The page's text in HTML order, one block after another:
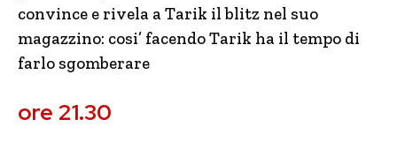
convince e rivela a Tarik il blitz nel suo
magazzino: cosi’ facendo Tarik ha il tempo di
farlo sgomberare
ore 21.30